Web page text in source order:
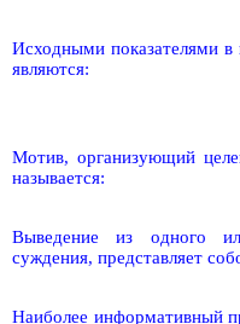
Исходными показателями в
являются:
Мотив, организующий
называется:
Выведение из одного
суждения, представляет
Наиболее информативный